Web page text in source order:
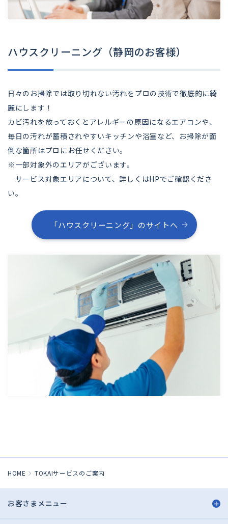
ハウスクリーニング（静岡のお客様）
日々のお掃除では取り切れない汚れをプロの技術で徹底的に綺
麗にします！
カビ汚れを放っておくとアレルギーの原因になるエアコンや、
毎日の汚れが蓄積されやすいキッチンや浴室など、お掃除が面
倒な箇所はプロにお任せください。
※一部対象外のエリアがございます。
サービス対象エリアについて、詳しくはHPでご確認くださ
い。
「ハウスクリーニング」のサイトへ
HOME TOKAIサービスのご案内
お客さまメニュー